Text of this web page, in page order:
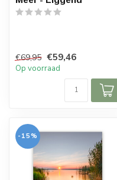
€69,95 €59,46
Op voorraad
-15%